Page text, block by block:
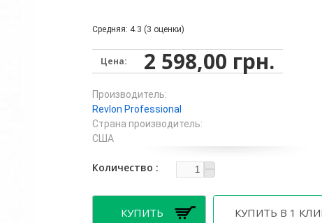
Средняя: 4.3 (3 оценки)
Цена: 2 598,00 грн.
Производитель:
Revlon Professional
Страна производитель:
США
Количество